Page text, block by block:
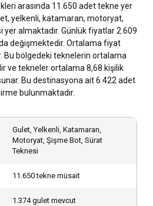
her an, hayatınızın en özel ve
olmaya aday. Kendi özel
maviliğinde kaybolmanın verdiği
karmaşasında asla
sunar. Tekne kiralama, sadece
zamanda ruhunuzu dinlendirme,
yeniden keşfetme
şarj etmenin ve hayata taze bir
dolu dolu bir macera planlıyor
arasında 11.650 adet tekne yer
yelkenli, katamaran, motoryat,
almaktadır. Günlük fiyatlar 2.609
değişmektedir. Ortalama fiyat
Bu bölgedeki teknelerin ortalama
ve tekneler ortalama 8,68 kişilik
Bu destinasyona ait 6.422 adet
bulunmaktadır.
Gulet, Yelkenli, Katamaran,
Motoryat, Şişme Bot, Sürat
Teknesi
11.650 tekne müsait
1.374 gulet mevcut